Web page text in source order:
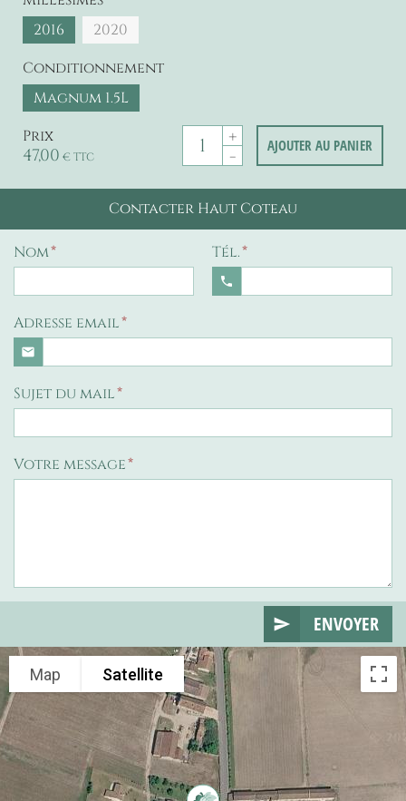
2016
2020
Conditionnement
Magnum 1.5L
Prix
47,00 € TTC
+
-
AJOUTER AU PANIER
Contacter Haut Coteau
Nom Tél.
phone
Adresse email
email
Sujet du mail
Votre message
ENVOYER
Map Satellite